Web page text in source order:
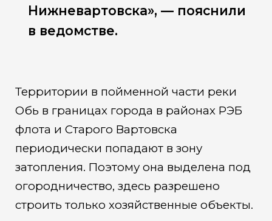
Нижневартовска», — пояснили
в ведомстве.
Территории в пойменной части реки
Обь в границах города в районах РЭБ
флота и Старого Вартовска
периодически попадают в зону
затопления. Поэтому она выделена под
огородничество, здесь разрешено
строить только хозяйственные объекты.